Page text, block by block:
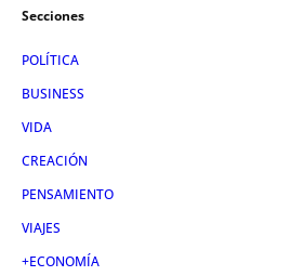
Secciones
POLÍTICA
BUSINESS
VIDA
CREACIÓN
PENSAMIENTO
VIAJES
+ECONOMÍA